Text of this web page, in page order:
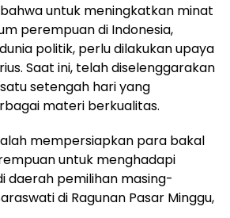
untuk meningkatkan minat
perempuan di Indonesia,
politik, perlu dilakukan upaya
Saat ini, telah diselenggarakan
setengah hari yang
materi berkualitas.
mempersiapkan para bakal
untuk menghadapi
daerah pemilihan masing-
di Ragunan Pasar Minggu,